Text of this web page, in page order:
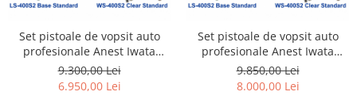
Set pistoale de vopsit auto
profesionale Anest Iwata
SUPERIOR SET LS-400SR2
BASE Standard + WS-400SR2
9.300,00 Lei
6.950,00 Lei
Set pistoale de vopsit auto
profesionale Anest Iwata
SUPERIOR SET LS-400SR2
BASE Standard + WS-400SR2
9.850,00 Lei
8.000,00 Lei